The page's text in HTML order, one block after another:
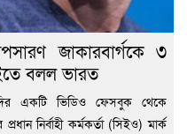
জাকারবার্গকে ৩
বলল ভারত
মোদির একটি ভিডিও ফেসবুক থেকে
নির্বাহী কর্মকর্তা (সিইও) মার্ক